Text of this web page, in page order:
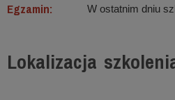
Egzamin: W ostatnim dniu
Lokalizacja